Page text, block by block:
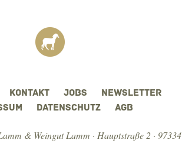
KONTAKT JOBS
NEWSLETTER
DATENSCHUTZ AGB
& Weingut Lamm · Hauptstraße 2 · 97334